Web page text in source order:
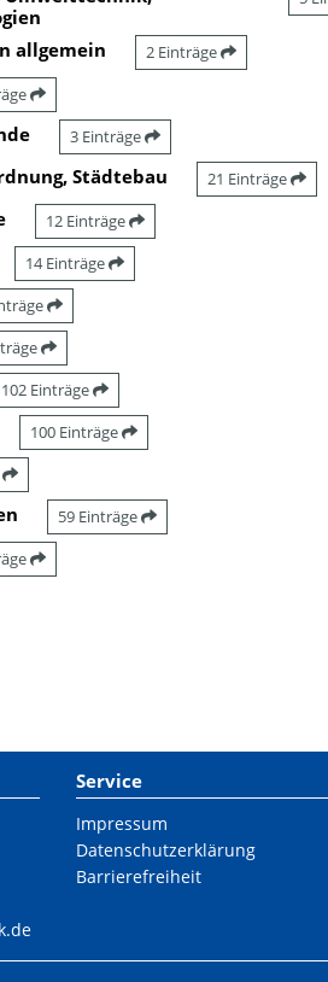
allgemein 2 Einträge
3 Einträge
Städtebau 21 Einträge
12 Einträge
14 Einträge
102 Einträge
100 Einträge
59 Einträge
Service
Impressum
Datenschutzerklärung
Barrierefreiheit